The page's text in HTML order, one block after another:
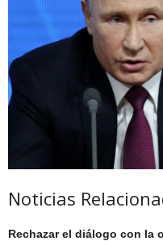
Noticias
Rechazar el diálogo con la